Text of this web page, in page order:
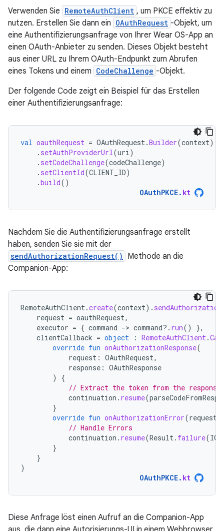
Verwenden Sie RemoteAuthClient , um PKCE effektiv zu
nutzen. Erstellen Sie dann ein OAuthRequest -Objekt, um
eine Authentifizierungsanfrage von Ihrer Wear OS-App an
einen OAuth-Anbieter zu senden. Dieses Objekt besteht
aus einer URL zu Ihrem OAuth-Endpunkt zum Abrufen
eines Tokens und einem CodeChallenge -Objekt.
Der folgende Code zeigt ein Beispiel für das Erstellen
einer Authentifizierungsanfrage:
val oauthRequest = OAuthRequest.Builder(context)
. setAuthProviderUrl(uri)
. setCodeChallenge(codeChallenge)
. setClientId(CLIENT_ID)
.build()
OAuthPKCE. kt
Nachdem Sie die Authentifizierungsanfrage erstellt
haben, senden Sie sie mit der
sendAuthorizationRequest()
Methode an die
Companion-App:
RemoteAuthClient.create(context).
request = oauthRequest,
executor = { command -> command?. run()
},
clientCallback = object : RemoteAuthClient.
override fun onAuthorizationResponse(
request : OAuthRequest,
response : OAuthResponse
)
{
// Extract the token from the
continuation . resume(
}
override fun onAuthorizationError(request
// Handle Errors
continuation . resume(Result. failure(
}
}
)
OAuthPKCE. kt
Diese Anfrage löst einen Aufruf an die Companion-App